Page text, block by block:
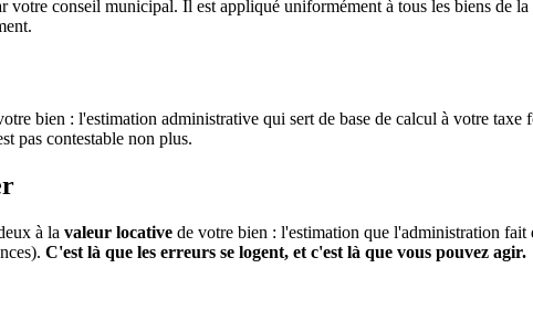
votre conseil municipal. Il est appliqué uniformément à tous les biens de la
bien : l'estimation administrative qui sert de base de calcul à votre
pas contestable non plus.
à la valeur locative de votre bien : l'estimation que l'administration
C'est là que les erreurs se logent, et c'est là que vous pouvez agir.